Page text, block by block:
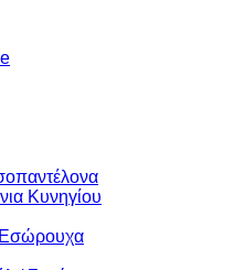
Κυνηγίου
Εσώρουχα